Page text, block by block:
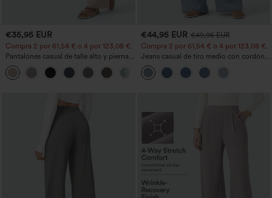
€35,95 EUR
Compra 2 por 61,54 € o 4 por 123,08 €.
Pantalones casual de talle alto y pierna
recta con tacto de lino y bolsillos
+5
€44,95 EUR €49,95 EUR
Compra 2 por 61,54 € o 4 por 123,08 €.
Jeans casual de tiro medio con cordón y
bolsillos